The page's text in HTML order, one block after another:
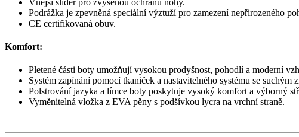
Vnější slider pro zvýšenou ochranu nohy.
Podrážka je zpevněná speciální výztuží pro zamezení nepřirozeného
CE certifikovaná obuv.
Komfort:
Pletené části boty umožňují vysokou prodyšnost, pohodlí a moderní
Systém zapínání pomocí tkaniček a nastavitelného systému se suchým
Polstrování jazyka a límce boty poskytuje vysoký komfort a výborný
Vyměnitelná vložka z EVA pěny s podšívkou lycra na vrchní straně.